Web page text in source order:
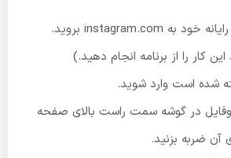
از طریق تلفن یا رایانه خود به instagram.com بروید.
کار را از برنامه انجام دهید.)
شده است وارد شوید.
در گوشه سمت راست بالای صفحه
آن ضربه بزنید.